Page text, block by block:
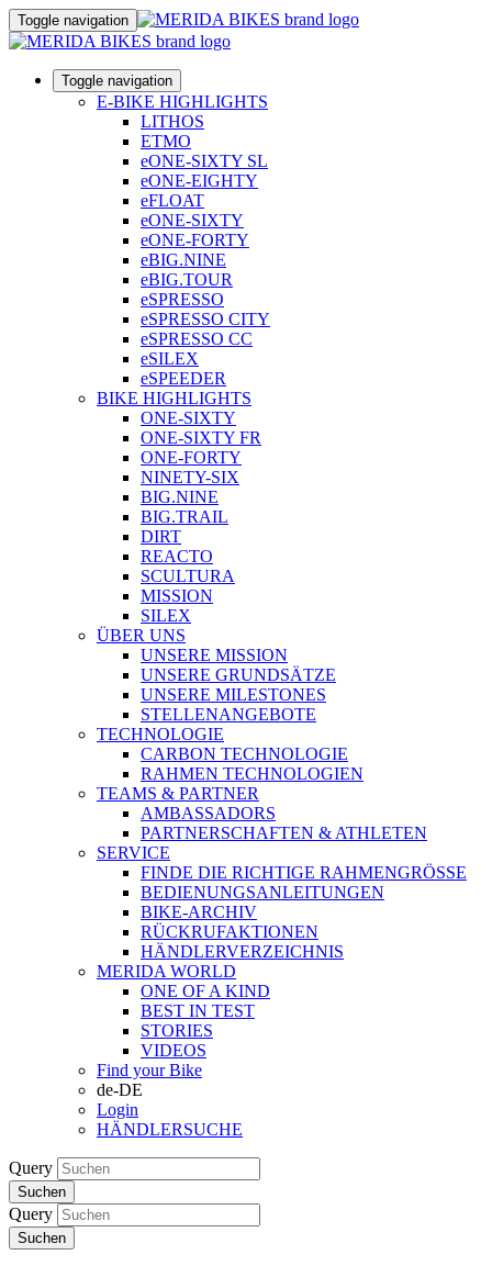
Toggle navigation
Toggle navigation
E-BIKE HIGHLIGHTS
LITHOS
ETMO
eONE-SIXTY SL
eONE-EIGHTY
eFLOAT
eONE-SIXTY
eONE-FORTY
eBIG.NINE
eBIG.TOUR
eSPRESSO
eSPRESSO CITY
eSPRESSO CC
eSILEX
eSPEEDER
BIKE HIGHLIGHTS
ONE-SIXTY
ONE-SIXTY FR
ONE-FORTY
NINETY-SIX
BIG.NINE
BIG.TRAIL
DIRT
REACTO
SCULTURA
MISSION
SILEX
ÜBER UNS
UNSERE MISSION
UNSERE GRUNDSÄTZE
UNSERE MILESTONES
STELLENANGEBOTE
TECHNOLOGIE
CARBON TECHNOLOGIE
RAHMEN TECHNOLOGIEN
TEAMS & PARTNER
AMBASSADORS
PARTNERSCHAFTEN & ATHLETEN
SERVICE
FINDE DIE RICHTIGE RAHMENGRÖSSE
BEDIENUNGSANLEITUNGEN
BIKE-ARCHIV
RÜCKRUFAKTIONEN
HÄNDLERVERZEICHNIS
MERIDA WORLD
ONE OF A KIND
BEST IN TEST
STORIES
VIDEOS
Find your Bike
de-DE
Login
HÄNDLERSUCHE
Query
Suchen
Query
Suchen